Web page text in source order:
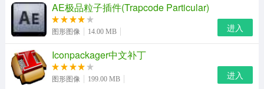
全可视化编程，支持所见即所得程序界面设计和程序流程
编码。
语法格式自动检查。自动检查并提示所输入语句的语法格
式是否正确，且可自动添加各类名称。
AE极品粒子插件(Trapcode Particular)
图形图像 14.00 MB 进入
Iconpackager中文补丁
图形图像 199.00 MB 进入